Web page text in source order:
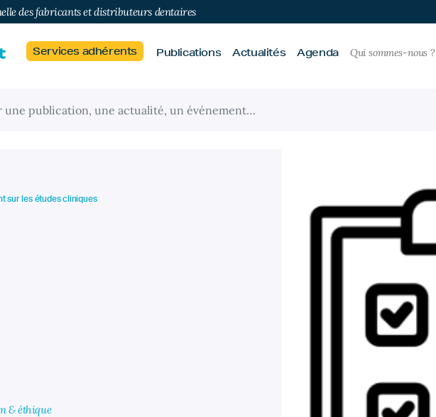
des fabricants et distributeurs dentaires
Services adhérents Publications Actualités Agenda Qui sommes-nous ?
sur les études cliniques
& éthique